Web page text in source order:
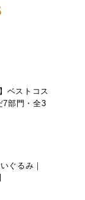
ベストコス
7部門・全3
ぐるみ｜